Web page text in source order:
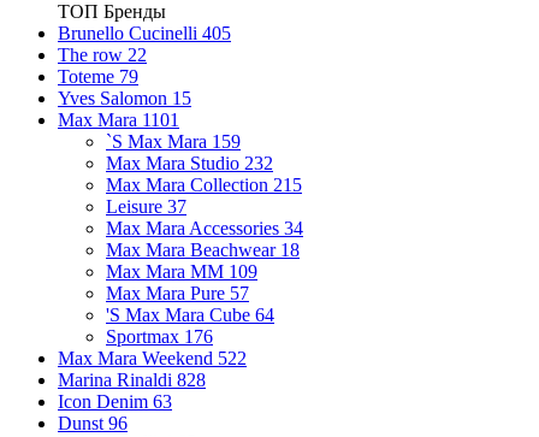
ТОП Бренды
Brunello Cucinelli 405
The row 22
Toteme 79
Yves Salomon 15
Max Mara 1101
`S Max Mara 159
Max Mara Studio 232
Max Mara Collection 215
Leisure 37
Max Mara Accessories 34
Max Mara Beachwear 18
Max Mara MM 109
Max Mara Pure 57
'S Max Mara Cube 64
Sportmax 176
Max Mara Weekend 522
Marina Rinaldi 828
Icon Denim 63
Dunst 96